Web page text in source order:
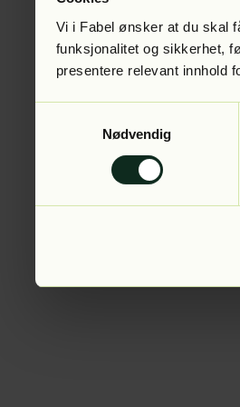
Vi i Fabel ønsker at du skal
funksjonalitet og sikkerhet,
presentere relevant innhold
Nødvendig
Application